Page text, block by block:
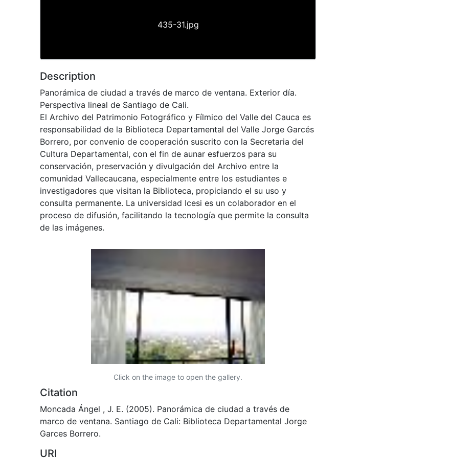
435-31.jpg
Description
Panorámica de ciudad a través de marco de ventana. Exterior día.
Perspectiva lineal de Santiago de Cali.
El Archivo del Patrimonio Fotográfico y Fílmico del Valle del Cauca es
responsabilidad de la Biblioteca Departamental del Valle Jorge Garcés
Borrero, por convenio de cooperación suscrito con la Secretaria del
Cultura Departamental, con el fin de aunar esfuerzos para su
conservación, preservación y divulgación del Archivo entre la
comunidad Vallecaucana, especialmente entre los estudiantes e
investigadores que visitan la Biblioteca, propiciando el su uso y
consulta permanente. La universidad Icesi es un colaborador en el
proceso de difusión, facilitando la tecnología que permite la consulta
de las imágenes.
Click on the image to open the gallery.
Citation
Moncada Ángel , J. E. (2005). Panorámica de ciudad a través de
marco de ventana. Santiago de Cali: Biblioteca Departamental Jorge
Garces Borrero.
URI